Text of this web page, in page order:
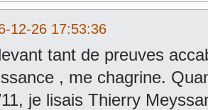
12-26 17:53:36
tant de preuves
, me chagrine.
je lisais Thierry